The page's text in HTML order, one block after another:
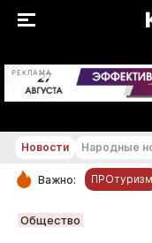
РЕКЛАМА
РУБРИКИ
Новости Народные
Важно: ПРОтуризм
Общество